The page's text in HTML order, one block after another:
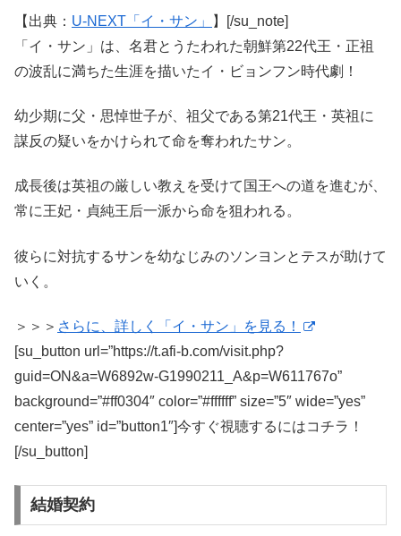
【出典： U-NEXT「イ・サン」
】[/su_note]
「イ・サン」は、名君とうたわれた朝鮮第22代王・正祖
の波乱に満ちた生涯を描いたイ・ビョンフン時代劇！
幼少期に父・思悼世子が、祖父である第21代王・英祖に
謀反の疑いをかけられて命を奪われたサン。
成長後は英祖の厳しい教えを受けて国王への道を進むが、
常に王妃・貞純王后一派から命を狙われる。
彼らに対抗するサンを幼なじみのソンヨンとテスが助けて
いく。
＞＞＞ さらに、詳しく「イ・サン」を見る！
[su_button url=”https://t.afi-b.com/visit.php?
guid=ON&a=W6892w-G1990211_A&p=W611767o”
background=”#ff0304″ color=”#ffffff” size=”5″ wide=”yes”
center=”yes” id=”button1″]今すぐ視聴するにはコチラ！
[/su_button]
結婚契約